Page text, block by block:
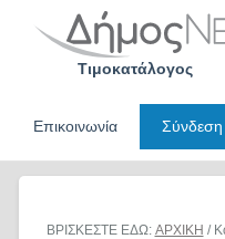
Τιμοκατάλογος
Επικοινωνία
Σύνδεση
ΒΡΙΣΚΕΣΤΕ ΕΔΩ: ΑΡΧΙΚΗ /